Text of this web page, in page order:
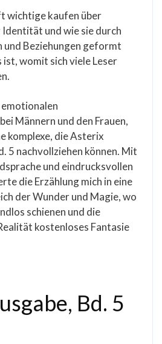
wichtige kaufen über
und wie sie durch
und Beziehungen geformt
womit sich viele Leser
Männern und den Frauen,
komplexe, die Asterix
5 nachvollziehen können. Mit
und eindrucksvollen
die Erzählung mich in eine
der Wunder und Magie, wo
schienen und die
kostenloses Fantasie
Bd. 5